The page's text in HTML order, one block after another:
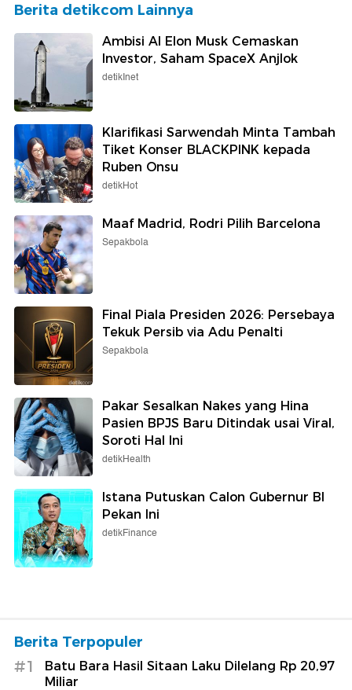
Berita detikcom Lainnya
Ambisi AI Elon Musk Cemaskan
Investor, Saham SpaceX Anjlok
detikInet
Klarifikasi Sarwendah Minta Tambah
Tiket Konser BLACKPINK kepada
Ruben Onsu
detikHot
Maaf Madrid, Rodri Pilih Barcelona
Sepakbola
Final Piala Presiden 2026: Persebaya
Tekuk Persib via Adu Penalti
Sepakbola
Pakar Sesalkan Nakes yang Hina
Pasien BPJS Baru Ditindak usai Viral,
Soroti Hal Ini
detikHealth
Istana Putuskan Calon Gubernur BI
Pekan Ini
detikFinance
Berita Terpopuler
#1
Batu Bara Hasil Sitaan Laku Dilelang Rp 20,97
Miliar